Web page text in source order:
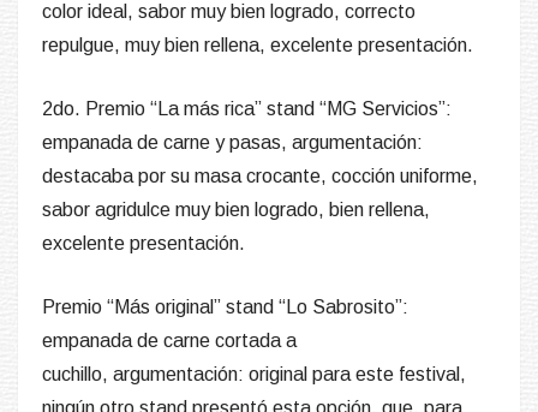
color ideal, sabor muy bien logrado, correcto
repulgue, muy bien rellena, excelente presentación.
2do. Premio “La más rica” stand “MG Servicios”:
empanada de carne y pasas, argumentación:
destacaba por su masa crocante, cocción uniforme,
sabor agridulce muy bien logrado, bien rellena,
excelente presentación.
Premio “Más original” stand “Lo Sabrosito”:
empanada de carne cortada a
cuchillo, argumentación: original para este festival,